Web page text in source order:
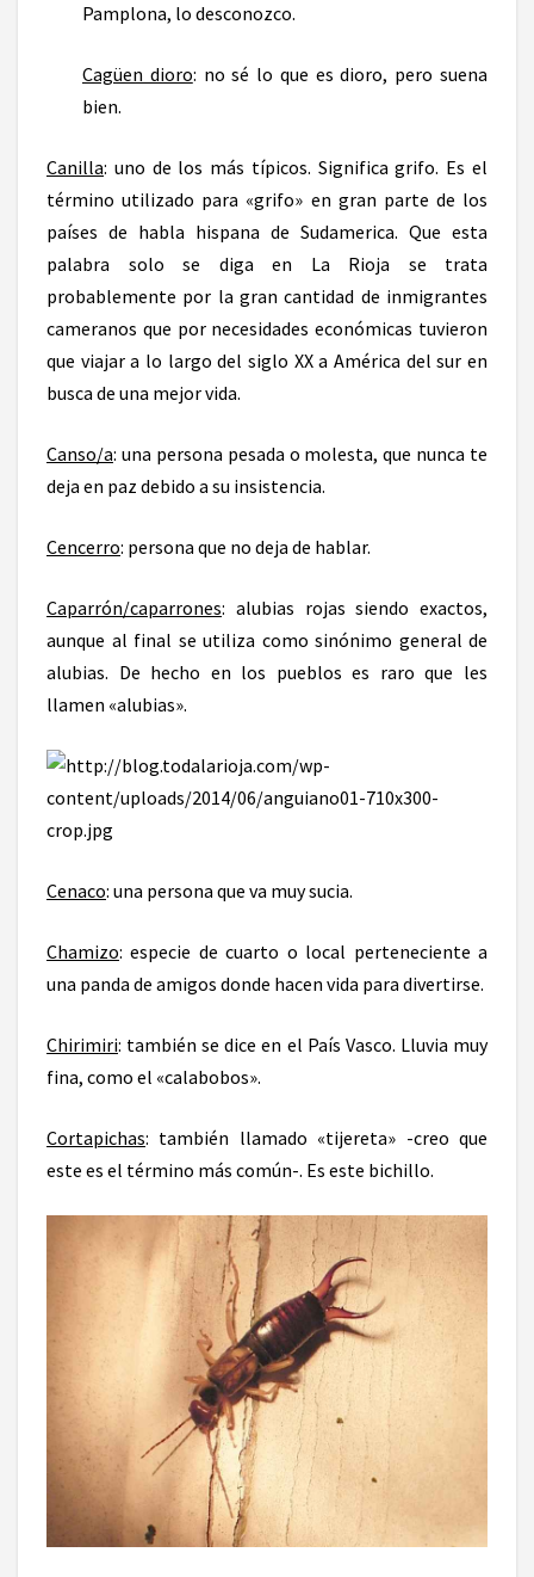
Pamplona, lo desconozco.
Cagüen dioro: no sé lo que es dioro, pero suena
bien.
Canilla: uno de los más típicos. Significa grifo. Es el
término utilizado para «grifo» en gran parte de los
países de habla hispana de Sudamerica. Que esta
palabra solo se diga en La Rioja se trata
probablemente por la gran cantidad de inmigrantes
cameranos que por necesidades económicas tuvieron
que viajar a lo largo del siglo XX a América del sur en
busca de una mejor vida.
Canso/a: una persona pesada o molesta, que nunca te
deja en paz debido a su insistencia.
Cencerro: persona que no deja de hablar.
Caparrón/caparrones: alubias rojas siendo exactos,
aunque al final se utiliza como sinónimo general de
alubias. De hecho en los pueblos es raro que les
llamen «alubias».
Cenaco: una persona que va muy sucia.
Chamizo: especie de cuarto o local perteneciente a
una panda de amigos donde hacen vida para divertirse.
Chirimiri: también se dice en el País Vasco. Lluvia muy
fina, como el «calabobos».
Cortapichas: también llamado «tijereta» -creo que
este es el término más común-. Es este bichillo.